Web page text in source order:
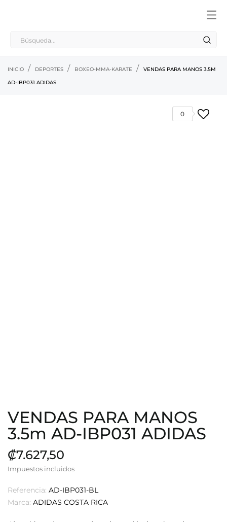
INICIO DEPORTES BOXEO-MMA-KARATE
VENDAS PARA MANOS 3.5M
AD-IBP031 ADIDAS
0
VENDAS PARA MANOS
3.5m AD-IBP031 ADIDAS
₡7.627,50
Impuestos incluidos
Referencia: AD-IBP031-BL
Marca: ADIDAS COSTA RICA